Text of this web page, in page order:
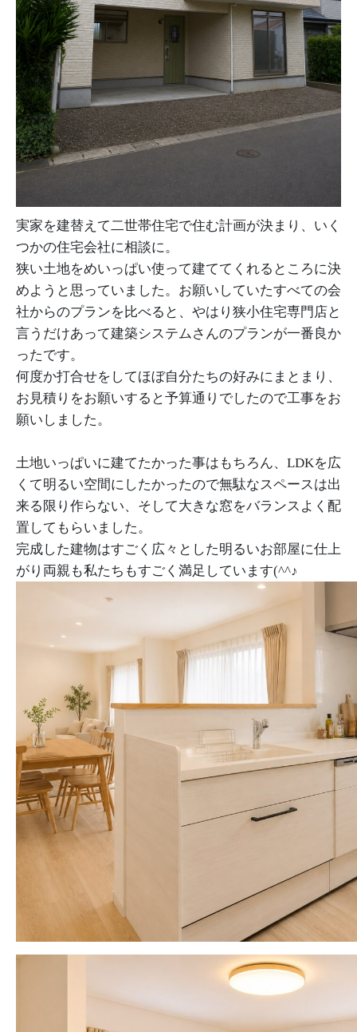
実家を建替えて二世帯住宅で住む計画が決まり、いく
つかの住宅会社に相談に。
狭い土地をめいっぱい使って建ててくれるところに決
めようと思っていました。お願いしていたすべての会
社からのプランを比べると、やはり狭小住宅専門店と
言うだけあって建築システムさんのプランが一番良か
ったです。
何度か打合せをしてほぼ自分たちの好みにまとまり、
お見積りをお願いすると予算通りでしたので工事をお
願いしました。
土地いっぱいに建てたかった事はもちろん、LDKを広
くて明るい空間にしたかったので無駄なスペースは出
来る限り作らない、そして大きな窓をバランスよく配
置してもらいました。
完成した建物はすごく広々とした明るいお部屋に仕上
がり両親も私たちもすごく満足しています(^^♪